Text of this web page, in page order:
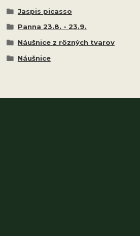
Jaspis picasso
Panna 23.8. - 23.9.
Náušnice z rôzných tvarov
Náušnice